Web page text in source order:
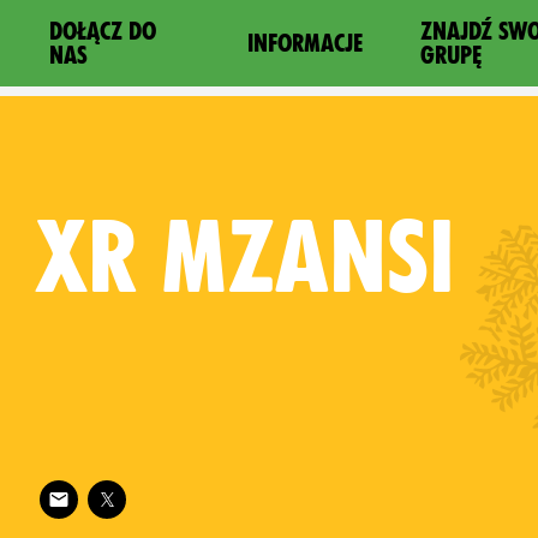
DOŁĄCZ DO
NAS
INFORMACJE
ZNAJDŹ
GRUPĘ
XR MZANSI
Follow XR Mzansi on